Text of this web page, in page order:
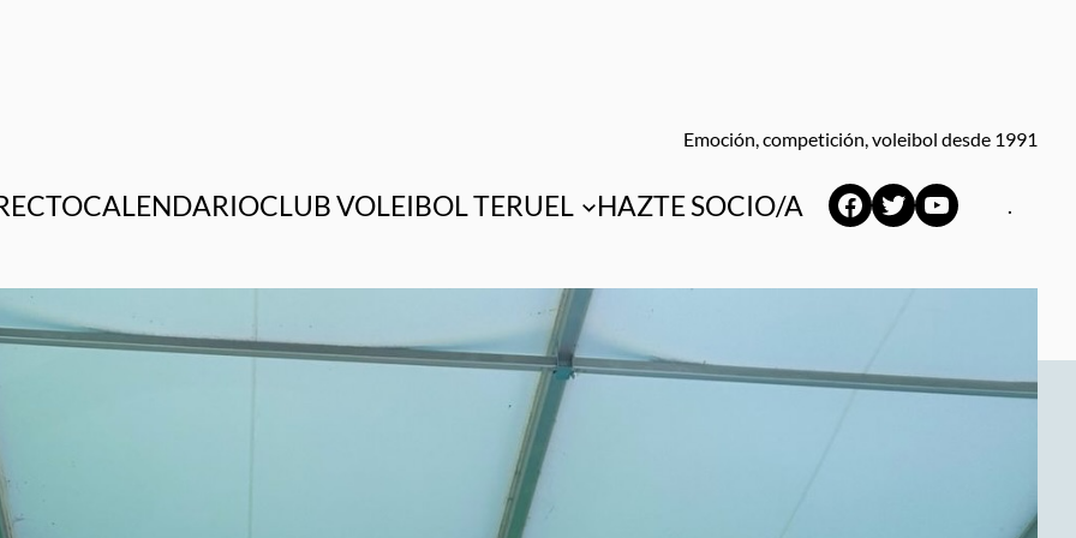
Emoción, competición, voleibol desde 1991
CALENDARIOCLUB VOLEIBOL TERUEL HAZTE SOCIO/A Facebook
TwitterYouTube.